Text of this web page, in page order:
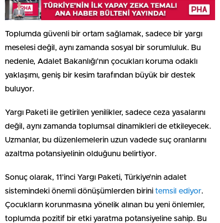
Toplumda güvenli bir ortam sağlamak, sadece bir yargı
meselesi değil, aynı zamanda sosyal bir sorumluluk. Bu
nedenle, Adalet Bakanlığı’nın çocukları koruma odaklı
yaklaşımı, geniş bir kesim tarafından büyük bir destek
buluyor.
Yargı Paketi ile getirilen yenilikler, sadece ceza yasalarını
değil, aynı zamanda toplumsal dinamikleri de etkileyecek.
Uzmanlar, bu düzenlemelerin uzun vadede suç oranlarını
azaltma potansiyelinin olduğunu belirtiyor.
Sonuç olarak, 11’inci Yargı Paketi, Türkiye’nin adalet
sistemindeki önemli dönüşümlerden birini temsil ediyor.
Çocukların korunmasına yönelik alınan bu yeni önlemler,
toplumda pozitif bir etki yaratma potansiyeline sahip. Bu